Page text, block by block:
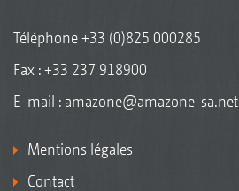
Téléphone+33 (0)825 000285
Fax : +33 237 918900
E-mail : amazone@amazone-sa.net
Mentions légales
Contact